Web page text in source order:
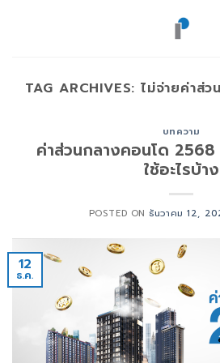
TAG ARCHIVES: ไม่จ่ายค่าส่ว
บทความ
ค่าส่วนกลางคอนโด 2568
ใช้อะไรบ้าง
POSTED ON ธันวาคม 12,
12
ธ.ค.